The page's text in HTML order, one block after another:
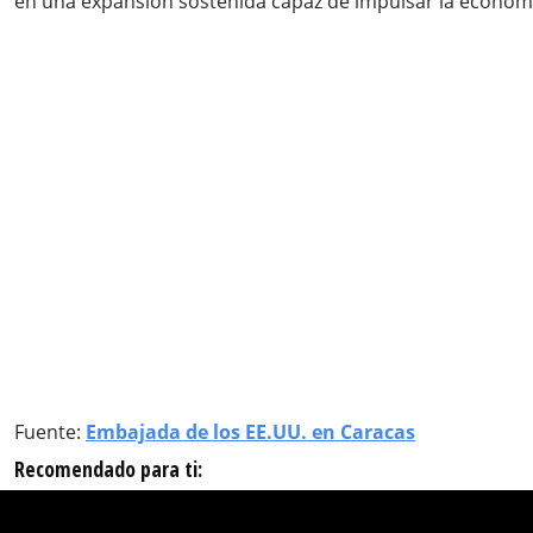
Fuente: Embajada de los EE.UU. en Caracas
Recomendado para ti: